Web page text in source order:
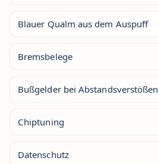
Blauer Qualm aus dem Auspuff
Bremsbelege
Bußgelder bei Abstandsverstößen
Chiptuning
Datenschutz